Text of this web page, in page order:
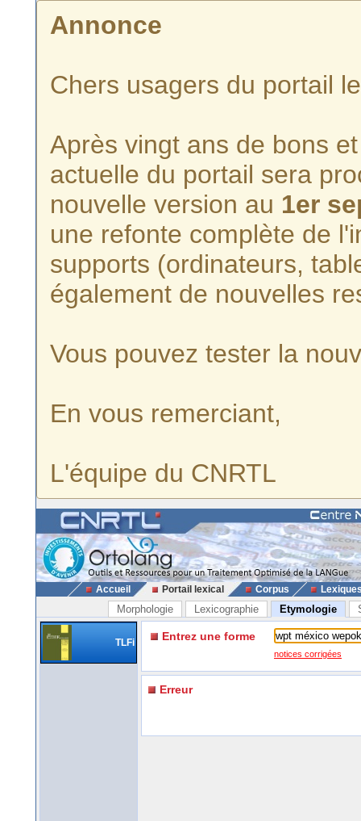
Annonce
Chers usagers du portail
Après vingt ans de bons
actuelle du portail sera
nouvelle version au 1er
une refonte complète de
supports (ordinateurs,
également de nouvelles
Vous pouvez tester la
En vous remerciant,
L'équipe du CNRTL
Accueil Portail lexical Corpus
Morphologie Lexicographie Etymologie
TLFi Entrez une forme
notices corrigées
Erreur